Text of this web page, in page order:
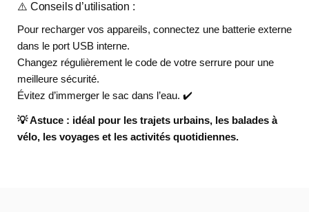
⚠️ Conseils d’utilisation :
Pour recharger vos appareils, connectez une batterie externe
dans le port USB interne.
Changez régulièrement le code de votre serrure pour une
meilleure sécurité.
Évitez d’immerger le sac dans l’eau. ✔️
💡 Astuce : idéal pour les trajets urbains, les balades à
vélo, les voyages et les activités quotidiennes.